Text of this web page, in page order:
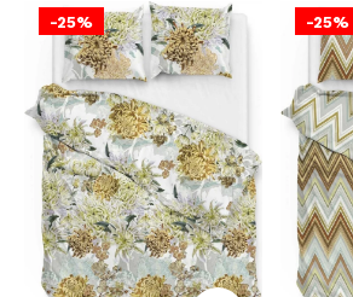
-25% -25%